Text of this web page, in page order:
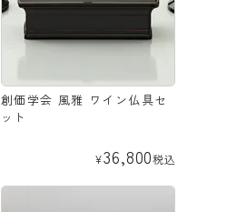
創価学会 風雅 ワイン仏具セ
ット
¥36,800税込